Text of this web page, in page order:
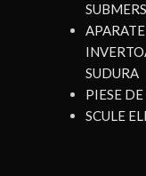
APARATE
SUDURA
PIESE
SCULE